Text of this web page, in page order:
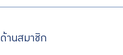
ด้านสมาชิก